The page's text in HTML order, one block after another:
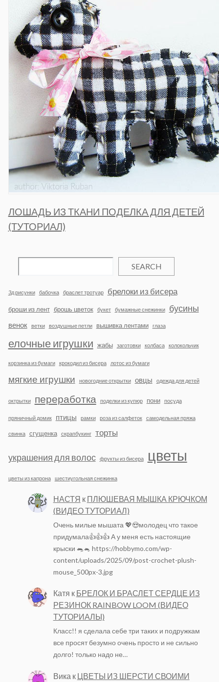
ЛОШАДЬ ИЗ ТКАНИ ПОДЕЛКА ДЛЯ ДЕТЕЙ
(ТУТОРИАЛ)
SEARCH
3д рисунки бабочка браслет тротуар брелоки из бисера
броши из лент брошь цветок букет бумажные снежинки бусины
венок ветки воздушные петли вышивка лентами глаза
елочные игрушки жабы заготовки колбаса колокольчик
корзинка из бумаги крокодил из бисера лотос из бумаги
мягкие игрушки новогодние открытки овцы одежда для детей
октрытки переработка поделки из купюр пони посуда
пряничный домик птицы рамки роза из салфеток самодельная пряжа
свинка сгущенка скрапбукинг торты
украшения для волос фрукты из бисера цветы
цветы из капрона шестиугольная снежинка
НАСТЯ к ПЛЮШЕВАЯ МЫШКА КРЮЧКОМ
(ВИДЕО ТУТОРИАЛ)
Очень милые мышата 💖😍молодец что такое
придумала👍👍👍 А у меня есть настоящие
крыски 🐀🐁 https://hobbymo.com/wp-
content/uploads/2025/09/post-crochet-plush-
mouse_500px-3.jpg
Катя к БРЕЛОК И БРАСЛЕТ СЕРДЦЕ ИЗ
РЕЗИНОК RAINBOW LOOM (ВИДЕО
ТУТОРИАЛЫ)
Класс!! я сделала себе три таких и подружкам
все просят безумно очень просто и не сильно
долго! только надо не…
Вика к ЦВЕТЫ ИЗ ШЕРСТИ СВОИМИ